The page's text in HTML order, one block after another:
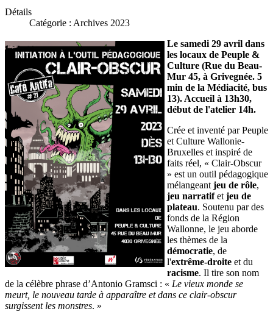
Détails
Catégorie : Archives 2023
Le samedi 29 avril dans
les locaux de Peuple &
Culture (Rue du Beau-
Mur 45, à Grivegnée. 5
min de la Médiacité, bus
13). Accueil à 13h30,
début de l'atelier 14h.
Crée et inventé par Peuple
et Culture Wallonie-
Bruxelles et inspiré de
faits réel, « Clair-Obscur
» est un outil pédagogique
mélangeant jeu de rôle,
jeu narratifet jeu de
plateau. Soutenu par des
fonds de la Région
Wallonne, le jeu aborde
les thèmes de la
démocratie, de
l'extrême-droite et du
racisme. Il tire son nom
de la célèbre phrase d’Antonio Gramsci : « Le vieux monde se
meurt, le nouveau tarde à apparaître et dans ce clair-obscur
surgissent les monstres. »